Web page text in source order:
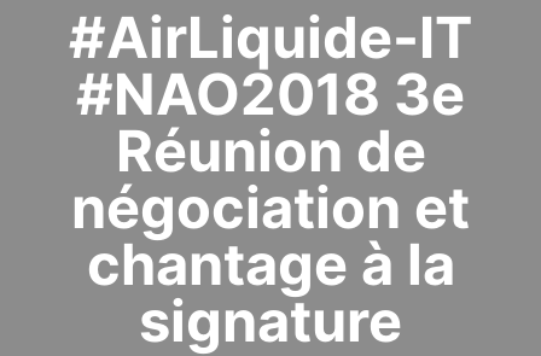
#AirLiquide-IT
#NAO2018 3e
Réunion de
négociation et
chantage à la
signature